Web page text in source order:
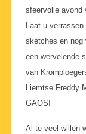
sfeervolle avond
Laat u
sketches en nog
een wervelende
van
Liemtse Freddy
Al te veel willen